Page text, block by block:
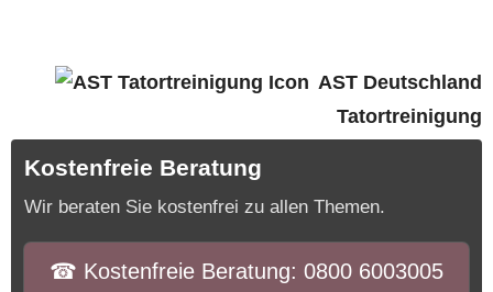
AST Deutschland
Tatortreinigung
Kostenfreie Beratung
Wir beraten Sie kostenfrei zu allen Themen.
☎︎ Kostenfreie Beratung: 0800 6003005